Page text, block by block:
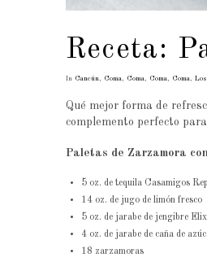
Receta:
In Cancún, Coma, Coma, Coma, Coma,
Qué mejor forma de
complemento perfecto
Paletas de Zarzamora
5 oz. de tequila Casamigos
14 oz. de jugo de limón fresco
5 oz. de jarabe de jengibre
4 oz. de jarabe de caña de
18 zarzamoras